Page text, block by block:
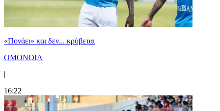
«Πονάει» και δεν... κρύβεται
ΟΜΟΝΟΙΑ
|
16:22